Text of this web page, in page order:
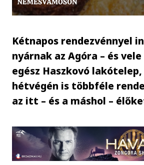
Kétnapos rendezvénnyel
nyárnak az Agóra – és
egész Haszkovó lakótelep,
hétvégén is többféle
az itt – és a máshol –